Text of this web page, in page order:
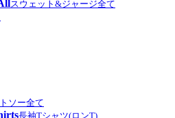
スウェット&ジャージ全て
ソー全て
長袖Tシャツ(ロンT)